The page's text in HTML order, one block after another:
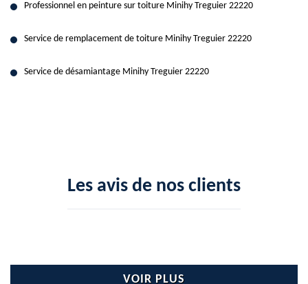
Professionnel en peinture sur toiture Minihy Treguier 22220
Service de remplacement de toiture Minihy Treguier 22220
Service de désamiantage Minihy Treguier 22220
Les avis de nos clients
VOIR PLUS